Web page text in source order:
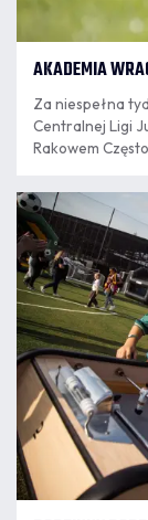
AKADEMIA
Za niespełna
Centralnej Ligi
Rakowem
07.08
8:14